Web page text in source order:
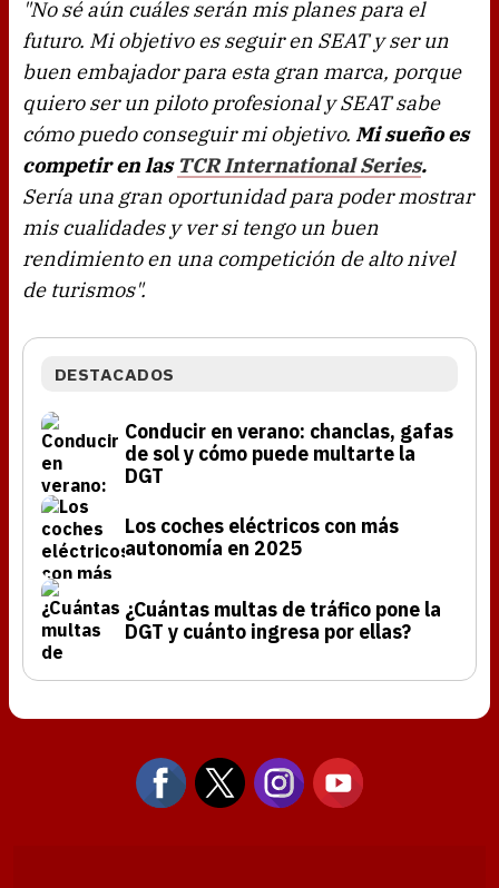
"No sé aún cuáles serán mis planes para el
futuro. Mi objetivo es seguir en SEAT y ser un
buen embajador para esta gran marca, porque
quiero ser un piloto profesional y SEAT sabe
cómo puedo conseguir mi objetivo. Mi sueño es
competir en las TCR International Series.
Sería una gran oportunidad para poder mostrar
mis cualidades y ver si tengo un buen
rendimiento en una competición de alto nivel
de turismos".
DESTACADOS
Conducir en verano: chanclas, gafas
de sol y cómo puede multarte la
DGT
Los coches eléctricos con más
autonomía en 2025
¿Cuántas multas de tráfico pone la
DGT y cuánto ingresa por ellas?